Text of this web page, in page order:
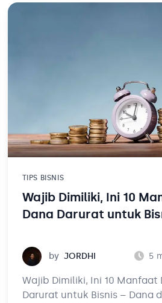
TIPS BISNIS
Wajib Dimiliki, Ini 10
Dana Darurat untuk
Jordhiby JORDHI 5
Wajib Dimiliki, Ini 10 Manfaat
Darurat untuk Bisnis – Dana